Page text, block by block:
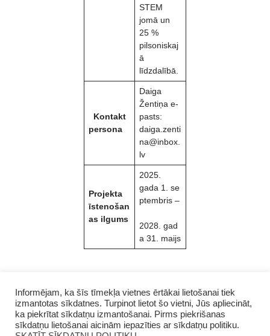
STEM
jomā un
25 %
pilsoniskaj
ā
līdzdalībā.
Kontakt
persona
Daiga
Žentiņa e-
pasts:
daiga.zenti
na@inbox.
lv
Projekta
īstenošan
as ilgums
2025.
gada 1. se
ptembris –
2028. gad
a 31. maijs
Informējam, ka šīs tīmekļa vietnes ērtākai lietošanai tiek
izmantotas sīkdatnes. Turpinot lietot šo vietni, Jūs apliecināt,
ka piekrītat sīkdatņu izmantošanai. Pirms piekrišanas
sīkdatņu lietošanai aicinām iepazīties ar sīkdatņu politiku.